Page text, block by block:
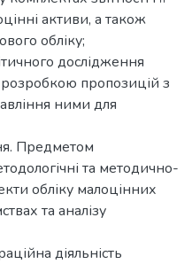
активи, а також
обліку;
дослідження
розробкою пропозицій з
ними для
Предметом
та методично-
обліку малоцінних
та аналізу
діяльність